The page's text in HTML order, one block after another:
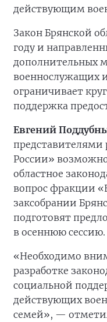
действующим
Закон Брянской
году и
дополнительных
военнослужащих
ограничивает
поддержка
Евгений
представителями
России»
областное
вопрос фракции
заксобрании
подготовят
в осеннюю сессию.
«Необходимо
разработке
социальной
действующих
семей», —